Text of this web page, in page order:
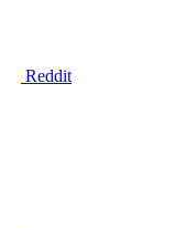
Reddit